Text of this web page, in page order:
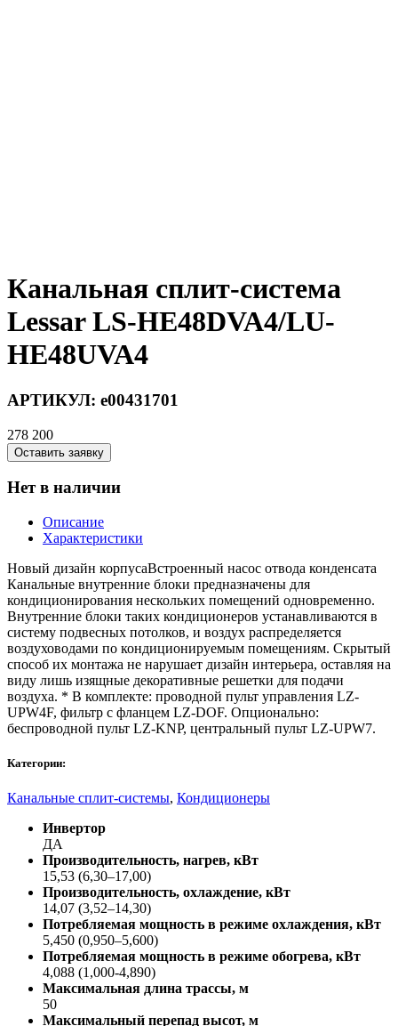
Канальная сплит-система
Lessar LS-HE48DVA4/LU-
HE48UVA4
АРТИКУЛ: e00431701
278 200
Оставить заявку
Нет в наличии
Описание
Характеристики
Новый дизайн корпусаВстроенный насос отвода конденсата
Канальные внутренние блоки предназначены для
кондиционирования нескольких помещений одновременно.
Внутренние блоки таких кондиционеров устанавливаются в
систему подвесных потолков, и воздух распределяется
воздуховодами по кондиционируемым помещениям. Скрытый
способ их монтажа не нарушает дизайн интерьера, оставляя на
виду лишь изящные декоративные решетки для подачи
воздуха. * В комплекте: проводной пульт управления LZ-
UPW4F, фильтр с фланцем LZ-DOF. Опционально:
беспроводной пульт LZ-KNP, центральный пульт LZ-UPW7.
Категории:
Канальные сплит-системы, Кондиционеры
Инвертор
ДА
Производительность, нагрев, кВт
15,53 (6,30–17,00)
Производительность, охлаждение, кВт
14,07 (3,52–14,30)
Потребляемая мощность в режиме охлаждения, кВт
5,450 (0,950–5,600)
Потребляемая мощность в режиме обогрева, кВт
4,088 (1,000-4,890)
Максимальная длина трассы, м
50
Максимальный перепад высот, м